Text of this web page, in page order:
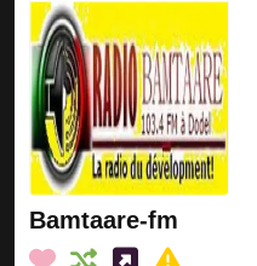
Bamtaare-fm